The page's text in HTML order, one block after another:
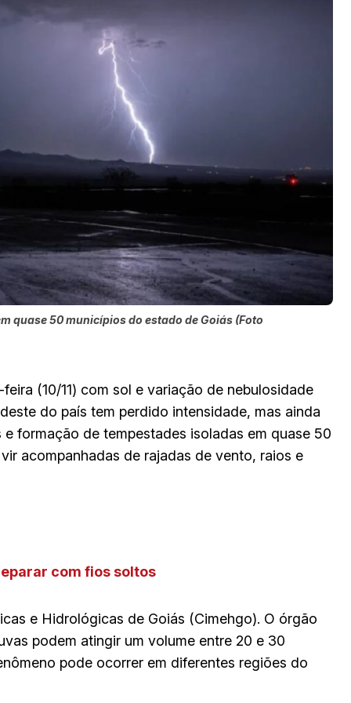
quase 50 municípios do estado de Goiás (Foto
(10/11) com sol e variação de nebulosidade
do país tem perdido intensidade, mas ainda
formação de tempestades isoladas em quase 50
acompanhadas de rajadas de vento, raios e
com fios soltos
e Hidrológicas de Goiás (Cimehgo). O órgão
podem atingir um volume entre 20 e 30
pode ocorrer em diferentes regiões do